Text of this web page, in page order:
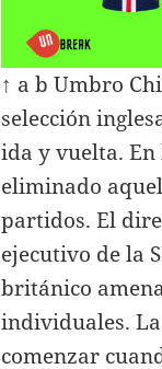
↑ a b Umbro
selección
ida y vuelta.
eliminado
partidos. El
ejecutivo de la
británico
individuales.
comenzar